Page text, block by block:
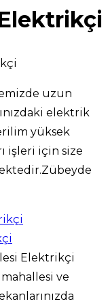
uzun
elektrik
yüksek
işleri için size
Elektrikçi
ve